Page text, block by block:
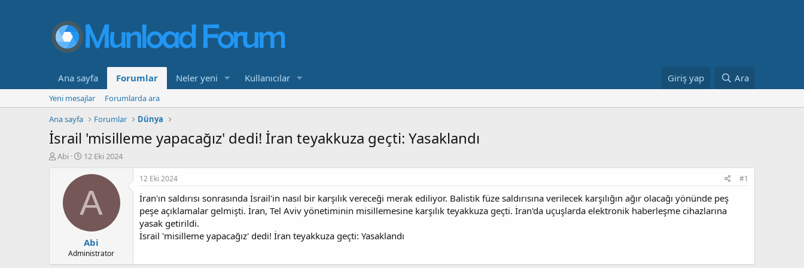
Ana sayfa Forumlar Neler yeni Kullanıcılar Giriş yap Ara
Yeni mesajlar
Forumlarda ara
Ana sayfa
Forumlar Dünya
İsrail 'misilleme yapacağız' dedi! İran teyakkuza geçti: Yasaklandı
K
l
Abi
B
ş
a
n
ı
ç
t
a
12 Eki 2024
A
Abi
Administrator
12 Eki 2024 #1
İran'ın saldırısı sonrasında İsrail'in nasıl bir karşılık vereceği merak ediliyor. Balistik füze saldırısına verilecek karşılığın ağır olacağı yönünde peş
peşe açıklamalar gelmişti. İran, Tel Aviv yönetiminin misillemesine karşılık teyakkuza geçti. İran'da uçuşlarda elektronik haberleşme cihazlarına
yasak getirildi.
İsrail 'misilleme yapacağız' dedi! İran teyakkuza geçti: Yasaklandı